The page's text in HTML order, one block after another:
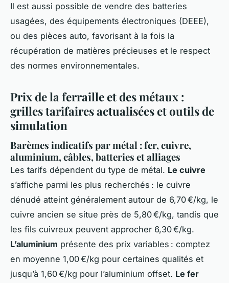
Il est aussi possible de vendre des batteries
usagées, des équipements électroniques (DEEE),
ou des pièces auto, favorisant à la fois la
récupération de matières précieuses et le respect
des normes environnementales.
Prix de la ferraille et des métaux :
grilles tarifaires actualisées et outils de
simulation
Barèmes indicatifs par métal : fer, cuivre,
aluminium, câbles, batteries et alliages
Les tarifs dépendent du type de métal. Le cuivre
s’affiche parmi les plus recherchés : le cuivre
dénudé atteint généralement autour de 6,70 €/kg, le
cuivre ancien se situe près de 5,80 €/kg, tandis que
les fils cuivreux peuvent approcher 6,30 €/kg.
L’aluminium présente des prix variables : comptez
en moyenne 1,00 €/kg pour certaines qualités et
jusqu’à 1,60 €/kg pour l’aluminium offset. Le fer